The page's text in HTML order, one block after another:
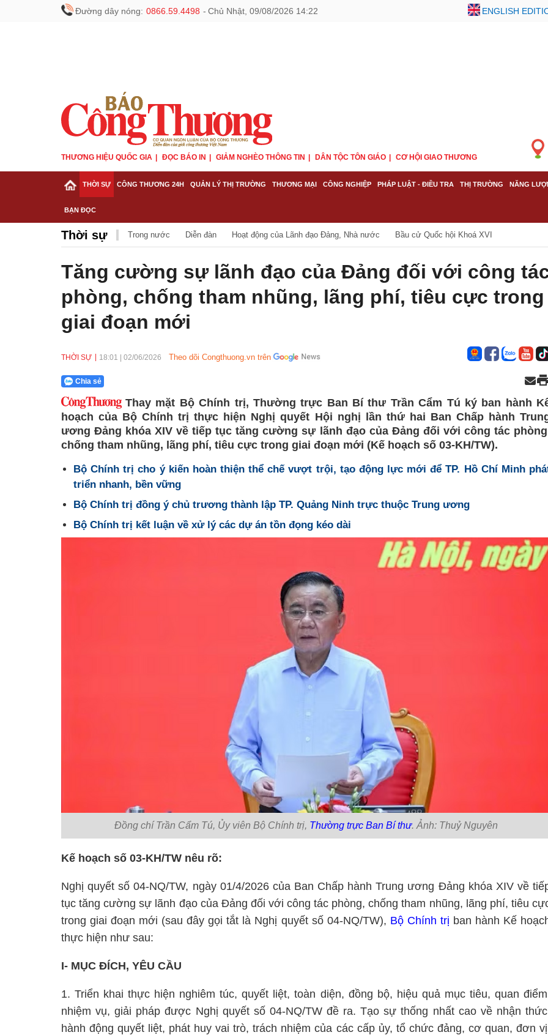
Đường dây nóng: 0866.59.4498 - Chủ Nhật, 09/08/2026 14:22 ENGLISH
THƯƠNG HIỆU QUỐC GIA ĐỌC BÁO IN GIẢM NGHÈO THÔNG TIN DÂN TỘC TÔN GIÁO CƠ HỘI GIAO THƯƠNG
THỜI SỰ CÔNG THƯƠNG 24H QUẢN LÝ THỊ TRƯỜNG THƯƠNG MẠI CÔNG NGHIỆP PHÁP LUẬT - ĐIỀU TRA THỊ TRƯỜNG NĂNG
BẠN ĐỌC
Thời sự Trong nước Diễn đàn Hoạt động của Lãnh đạo Đảng, Nhà nước Bầu cử Quốc hội Khoá XVI
Tăng cường sự lãnh đạo của Đảng đối với công
phòng, chống tham nhũng, lãng phí, tiêu cực trong
giai đoạn mới
THỜI SỰ 18:01 02/06/2026 Theo dõi Congthuong.vn trên
Chia sẻ
Thay mặt Bộ Chính trị, Thường trực Ban Bí thư Trần Cẩm Tú ký ban hành
hoạch của Bộ Chính trị thực hiện Nghị quyết Hội nghị lần thứ hai Ban Chấp hành
ương Đảng khóa XIV về tiếp tục tăng cường sự lãnh đạo của Đảng đối với công tác
chống tham nhũng, lãng phí, tiêu cực trong giai đoạn mới (Kế hoạch số 03-KH/TW).
Bộ Chính trị cho ý kiến hoàn thiện thể chế vượt trội, tạo động lực mới để TP. Hồ Chí Minh
triển nhanh, bền vững
Bộ Chính trị đồng ý chủ trương thành lập TP. Quảng Ninh trực thuộc Trung ương
Bộ Chính trị kết luận về xử lý các dự án tồn đọng kéo dài
Đồng chí Trần Cẩm Tú, Ủy viên Bộ Chính trị, Thường trực Ban Bí thư. Ảnh: Thuỷ Nguyên
Kế hoạch số 03-KH/TW nêu rõ:
Nghị quyết số 04-NQ/TW, ngày 01/4/2026 của Ban Chấp hành Trung ương Đảng khóa XIV về
tục tăng cường sự lãnh đạo của Đảng đối với công tác phòng, chống tham nhũng, lãng phí, tiêu
trong giai đoạn mới (sau đây gọi tắt là Nghị quyết số 04-NQ/TW), Bộ Chính trị ban hành Kế
thực hiện như sau:
I- MỤC ĐÍCH, YÊU CẦU
1. Triển khai thực hiện nghiêm túc, quyết liệt, toàn diện, đồng bộ, hiệu quả mục tiêu, quan
nhiệm vụ, giải pháp được Nghị quyết số 04-NQ/TW đề ra. Tạo sự thống nhất cao về nhận
hành động quyết liệt, phát huy vai trò, trách nhiệm của các cấp ủy, tổ chức đảng, cơ quan, đơn